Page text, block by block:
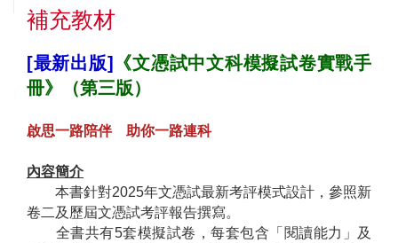
補充教材
[最新出版]
《文憑試中文科模擬試卷實戰手
冊》（第三版）
啟思一路陪伴 助你一路連科
內容簡介
本書針對2025年文憑試最新考評模式設計，參照新
卷二及歷屆文憑試考評報告撰寫。
全書共有5套模擬試卷，每套包含「閱讀能力」及